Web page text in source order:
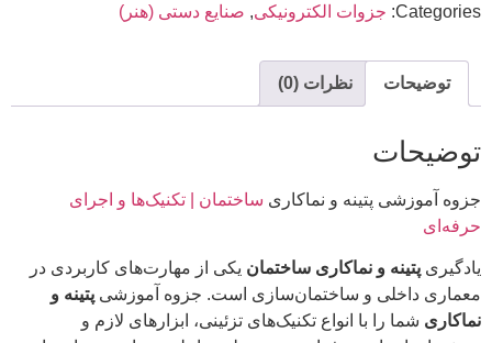
Categories: جزوات الکترونیکی, صنایع دستی (هنر)
توضیحات نظرات (0)
توضیحات
جزوه آموزشی پتینه و نماکاری ساختمان | تکنیک‌ها و اجرای
حرفه‌ای
یادگیری پتینه و نماکاری ساختمان یکی از مهارت‌های کاربردی در
معماری داخلی و ساختمان‌سازی است. جزوه آموزشی پتینه و
نماکاری شما را با انواع تکنیک‌های تزئینی، ابزارهای لازم و